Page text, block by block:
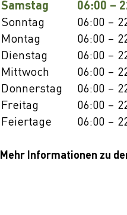
Samstag 06:00 –
Sonntag
06:00 –
Montag
06:00 –
Dienstag
06:00 –
Mittwoch
06:00 –
Donnerstag
06:00 –
Freitag
06:00 –
Feiertage
06:00 –
Mehr Informationen zu